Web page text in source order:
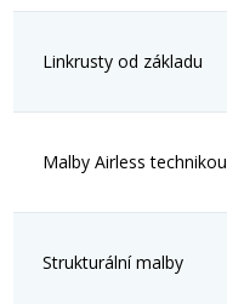
Linkrusty od základu
Malby Airless technikou
Strukturální malby